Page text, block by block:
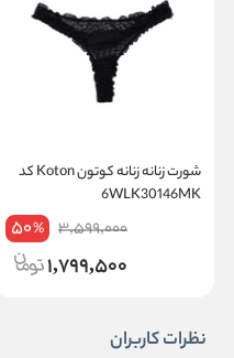
شورت زنانه زنانه کوتون Koton کد
6WLK30146MK
3,599,000
50%
1,799,500
نظرات کاربران